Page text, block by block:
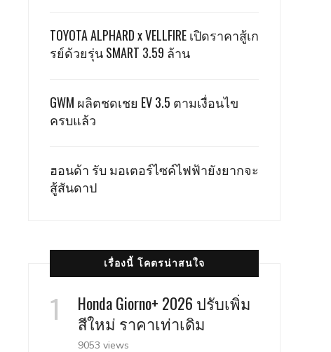
TOYOTA ALPHARD x VELLFIRE เปิดราคาสู้เก
รย์ด้วยรุ่น SMART 3.59 ล้าน
GWM ผลิตชดเชย EV 3.5 ตามเงื่อนไข
ครบแล้ว
ฮอนด้า รับ มอเตอร์ไซค์ไฟฟ้ายังยากจะ
สู้สันดาป
เรื่องนี้ โคตรน่าสนใจ
Honda Giorno+ 2026 ปรับเพิ่ม
สีใหม่ ราคาเท่าเดิม
9053 views